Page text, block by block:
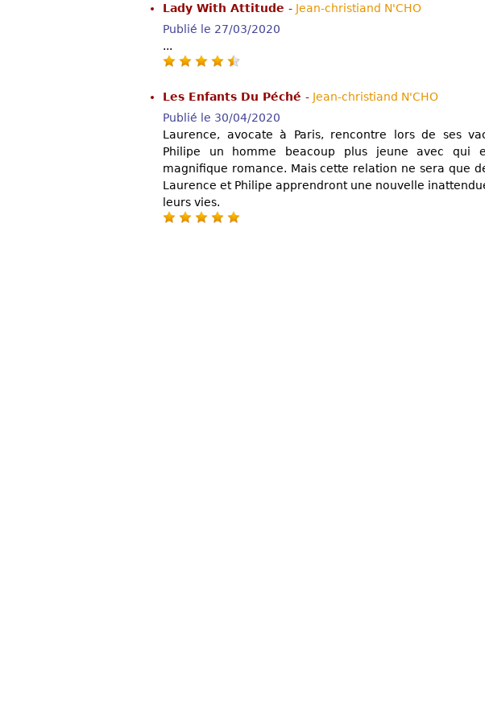
Lady With Attitude - Jean-christiand N'CHO
Publié le 27/03/2020
...
Les Enfants Du Péché - Jean-christiand N'CHO
Publié le 30/04/2020
Laurence, avocate à Paris, rencontre lors de ses
Philipe un homme beacoup plus jeune avec qui
magnifique romance. Mais cette relation ne sera que
Laurence et Philipe apprendront une nouvelle
leurs vies.